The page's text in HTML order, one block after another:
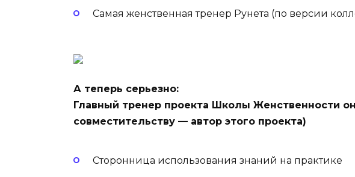
Самая женственная тренер Рунета (по версии
А теперь серьезно:
Главный тренер проекта Школы Женственности
совместительству — автор этого проекта)
Сторонница использования знаний на практике